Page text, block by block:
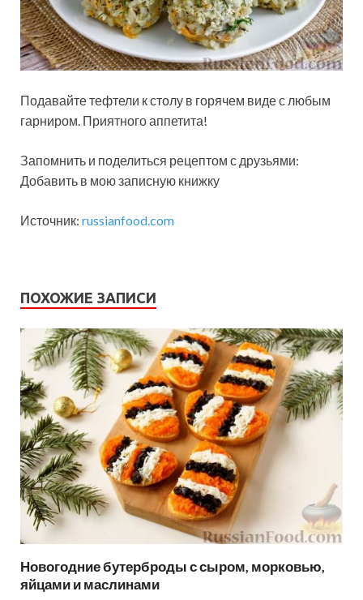
Подавайте тефтели к столу в горячем виде с любым
гарниром. Приятного аппетита!
Запомнить и поделиться рецептом с друзьями:
Добавить в мою записную книжку
Источник: russianfood.com
ПОХОЖИЕ ЗАПИСИ
Новогодние бутерброды с сыром, морковью,
яйцами и маслинами